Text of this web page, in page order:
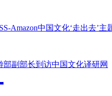
Amazon中国文化‘走出去’主
副部长到访中国文化译研网